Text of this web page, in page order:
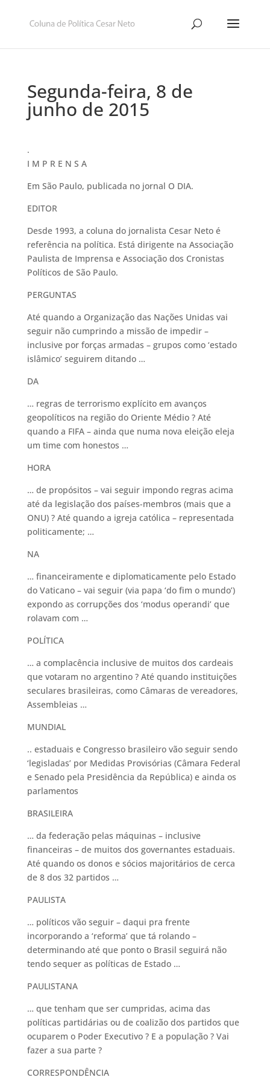
Segunda-feira, 8 de
junho de 2015
.
I M P R E N S A
Em São Paulo, publicada no jornal O DIA.
EDITOR
Desde 1993, a coluna do jornalista Cesar Neto é
referência na política. Está dirigente na Associação
Paulista de Imprensa e Associação dos Cronistas
Políticos de São Paulo.
PERGUNTAS
Até quando a Organização das Nações Unidas vai
seguir não cumprindo a missão de impedir –
inclusive por forças armadas – grupos como ‘estado
islâmico’ seguirem ditando …
DA
… regras de terrorismo explícito em avanços
geopolíticos na região do Oriente Médio ? Até
quando a FIFA – ainda que numa nova eleição eleja
um time com honestos …
HORA
… de propósitos – vai seguir impondo regras acima
até da legislação dos países-membros (mais que a
ONU) ? Até quando a igreja católica – representada
politicamente; …
NA
… financeiramente e diplomaticamente pelo Estado
do Vaticano – vai seguir (via papa ‘do fim o mundo’)
expondo as corrupções dos ‘modus operandi’ que
rolavam com …
POLÍTICA
… a complacência inclusive de muitos dos cardeais
que votaram no argentino ? Até quando instituições
seculares brasileiras, como Câmaras de vereadores,
Assembleias …
MUNDIAL
.. estaduais e Congresso brasileiro vão seguir sendo
‘legisladas’ por Medidas Provisórias (Câmara Federal
e Senado pela Presidência da República) e ainda os
parlamentos
BRASILEIRA
… da federação pelas máquinas – inclusive
financeiras – de muitos dos governantes estaduais.
Até quando os donos e sócios majoritários de cerca
de 8 dos 32 partidos …
PAULISTA
… políticos vão seguir – daqui pra frente
incorporando a ‘reforma’ que tá rolando –
determinando até que ponto o Brasil seguirá não
tendo sequer as políticas de Estado …
PAULISTANA
… que tenham que ser cumpridas, acima das
políticas partidárias ou de coalizão dos partidos que
ocuparem o Poder Executivo ? E a população ? Vai
fazer a sua parte ?
CORRESPONDÊNCIA